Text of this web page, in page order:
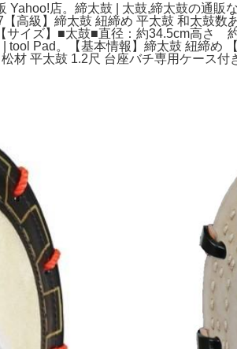
Yahoo!店。締太鼓 | 太鼓,締太鼓の通
高級】締太鼓 紐締め 平太鼓 和太鼓
サイズ】■太鼓■直径：約34.5cm高さ
tool Pad。【基本情報】締太鼓 紐締め
材 平太鼓 1.2尺 台座バチ専用ケース